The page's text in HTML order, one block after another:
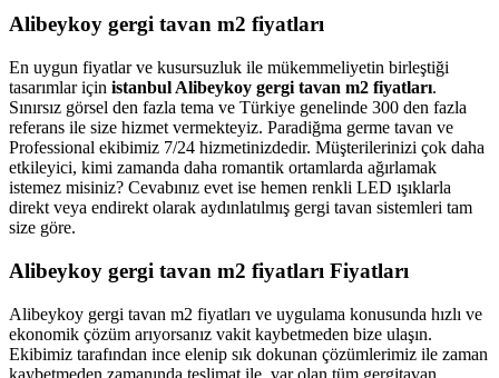
Alibeykoy gergi tavan m2 fiyatları
En uygun fiyatlar ve kusursuzluk ile mükemmeliyetin birleştiği
tasarımlar için istanbul Alibeykoy gergi tavan m2 fiyatları.
Sınırsız görsel den fazla tema ve Türkiye genelinde 300 den fazla
referans ile size hizmet vermekteyiz. Paradiğma germe tavan ve
Professional ekibimiz 7/24 hizmetinizdedir. Müşterilerinizi çok daha
etkileyici, kimi zamanda daha romantik ortamlarda ağırlamak
istemez misiniz? Cevabınız evet ise hemen renkli LED ışıklarla
direkt veya endirekt olarak aydınlatılmış gergi tavan sistemleri tam
size göre.
Alibeykoy gergi tavan m2 fiyatları Fiyatları
Alibeykoy gergi tavan m2 fiyatları ve uygulama konusunda hızlı ve
ekonomik çözüm arıyorsanız vakit kaybetmeden bize ulaşın.
Ekibimiz tarafından ince elenip sık dokunan çözümlerimiz ile zaman
kaybetmeden zamanında teslimat ile, var olan tüm gergitavan